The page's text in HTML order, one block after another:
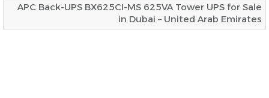
APC Back-UPS BX625CI-MS 625VA Tower UPS for Sale
in Dubai – United Arab Emirates